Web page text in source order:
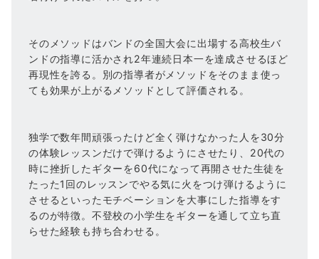
そのメソッドはバンドの全国大会に出場する高校生バ
ンドの指導に活かされ2年連続日本一を達成させるほど
再現性を誇る。別の指導者がメソッドをそのまま使っ
ても効果が上がるメソッドとして評価される。
独学で数年間頑張ったけど全く弾けなかった人を30分
の体験レッスンだけで弾けるようにさせたり、20代の
時に挫折したギターを60代になって再開させた生徒を
たった1回のレッスンでやる気に火をつけ弾けるように
させるといったモチベーションを大事にした指導をす
るのが特徴。不登校の小学生をギターを通して立ち直
らせた経験も持ち合わせる。